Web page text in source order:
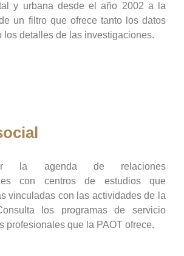
y urbana desde el año 2002 a la
un filtro que ofrece tanto los datos
los detalles de las investigaciones.
la agenda de relaciones
con centros de estudios que
vinculadas con las actividades de la
los programas de servicio
profesionales que la PAOT ofrece.